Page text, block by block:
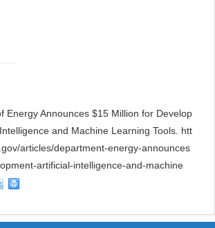
Energy Announces $15 Million for Develop
and Machine Learning Tools. htt
articles/department-energy-announces
artificial-intelligence-and-machine